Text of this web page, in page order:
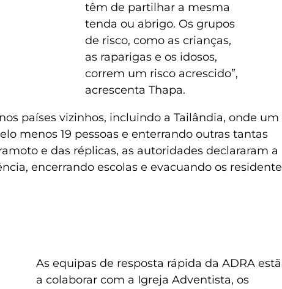
têm de partilhar a mesma
tenda ou abrigo. Os grupos
de risco, como as crianças,
as raparigas e os idosos,
correm um risco acrescido”,
acrescenta Thapa.
países vizinhos, incluindo a Tailândia, onde um
menos 19 pessoas e enterrando outras tantas
e das réplicas, as autoridades declararam a
encerrando escolas e evacuando os
As equipas de resposta rápida da ADRA
a colaborar com a Igreja Adventista, os